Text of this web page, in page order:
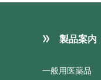
製品案内
一般用医薬品